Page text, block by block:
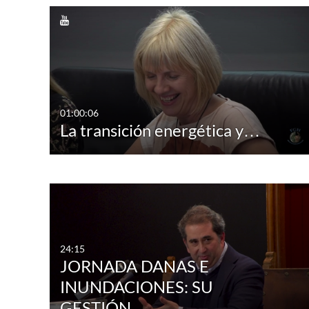
Tipo de archivo multimedia
Todos los archivos
Cuestionario
Imagen
Subtítulos
Todos
Disponible
No disponibles
01:00:06
La transición energética y…
24:15
JORNADA DANAS E
INUNDACIONES: SU